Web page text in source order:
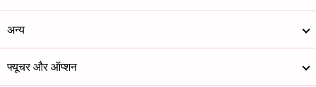
अन्य
फ्यूचर और ऑप्शन